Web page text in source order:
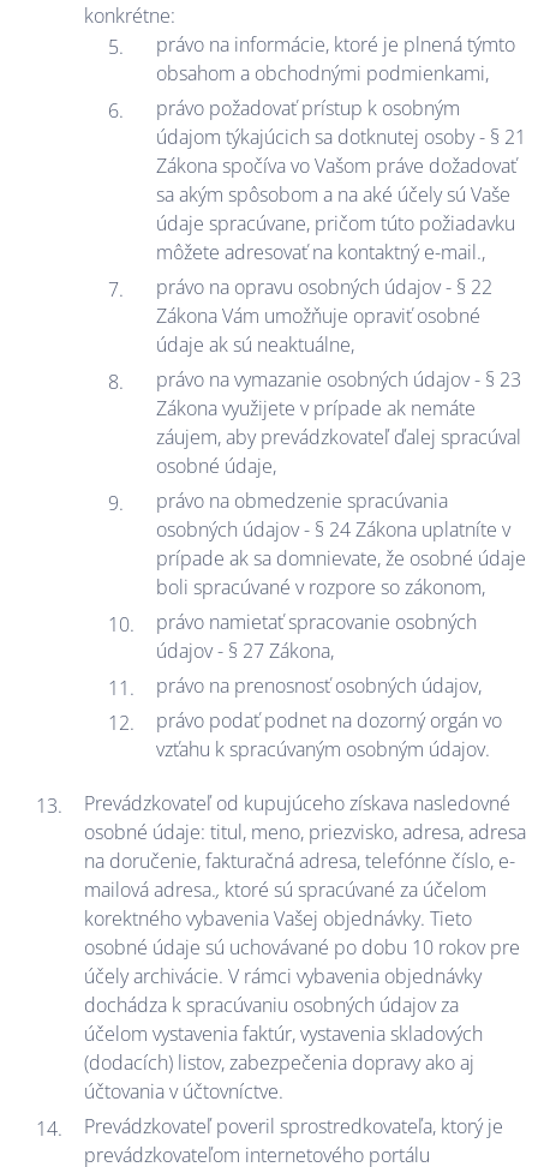
konkrétne:
právo na informácie, ktoré je plnená týmto
obsahom a obchodnými podmienkami,
právo požadovať prístup k osobným
údajom týkajúcich sa dotknutej osoby - § 21
Zákona spočíva vo Vašom práve dožadovať
sa akým spôsobom a na aké účely sú Vaše
údaje spracúvane, pričom túto požiadavku
môžete adresovať na kontaktný e-mail.,
právo na opravu osobných údajov - § 22
Zákona Vám umožňuje opraviť osobné
údaje ak sú neaktuálne,
právo na vymazanie osobných údajov - § 23
Zákona využijete v prípade ak nemáte
záujem, aby prevádzkovateľ ďalej spracúval
osobné údaje,
právo na obmedzenie spracúvania
osobných údajov - § 24 Zákona uplatníte v
prípade ak sa domnievate, že osobné údaje
boli spracúvané v rozpore so zákonom,
právo namietať spracovanie osobných
údajov - § 27 Zákona,
právo na prenosnosť osobných údajov,
právo podať podnet na dozorný orgán vo
vzťahu k spracúvaným osobným údajov.
Prevádzkovateľ od kupujúceho získava nasledovné
osobné údaje: titul, meno, priezvisko, adresa, adresa
na doručenie, fakturačná adresa, telefónne číslo, e-
mailová adresa., ktoré sú spracúvané za účelom
korektného vybavenia Vašej objednávky. Tieto
osobné údaje sú uchovávané po dobu 10 rokov pre
účely archivácie. V rámci vybavenia objednávky
dochádza k spracúvaniu osobných údajov za
účelom vystavenia faktúr, vystavenia skladových
(dodacích) listov, zabezpečenia dopravy ako aj
účtovania v účtovníctve.
Prevádzkovateľ poveril sprostredkovateľa, ktorý je
prevádzkovateľom internetového portálu